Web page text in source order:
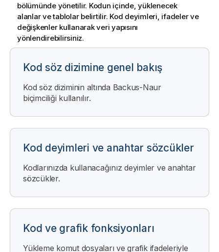
bölümünde yönetilir. Kodun içinde, yüklenecek
alanlar ve tablolar belirtilir. Kod deyimleri, ifadeler ve
değişkenler kullanarak veri yapısını
yönlendirebilirsiniz.
Kod söz dizimine genel bakış
Kod söz diziminin altında Backus-Naur
biçimciliği kullanılır.
Kod deyimleri ve anahtar sözcükler
Kodlarınızda kullanacağınız deyimler ve anahtar
sözcükler.
Kod ve grafik fonksiyonları
Yükleme komut dosyaları ve grafik ifadeleriyle